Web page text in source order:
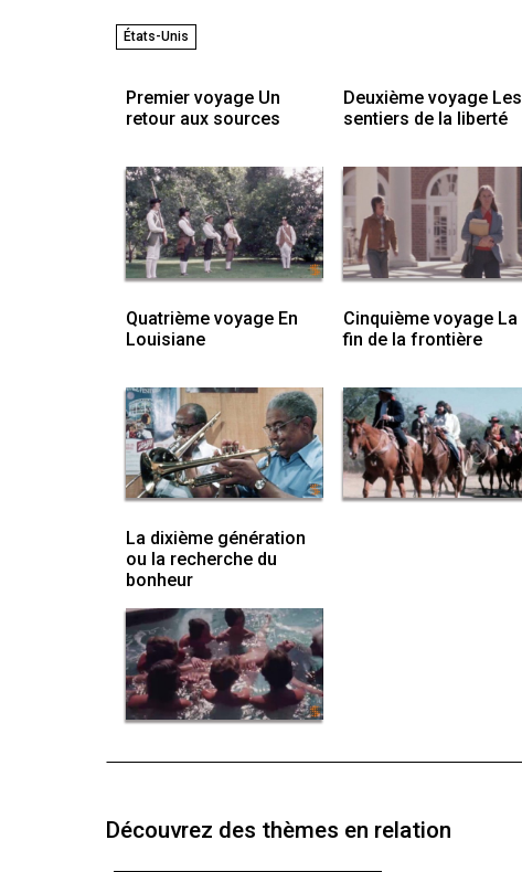
États-Unis
Premier voyage Un
retour aux sources
Deuxième voyage Les
sentiers de la liberté
Quatrième voyage En
Louisiane
Cinquième voyage La
fin de la frontière
La dixième génération
ou la recherche du
bonheur
Découvrez des thèmes en relation